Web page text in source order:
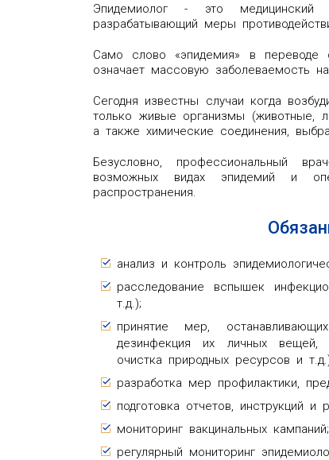
Эпидемиолог - это медицинский
разрабатывающий меры
Само слово «эпидемия» в переводе
означает массовую заболеваемость
Сегодня известны случаи когда
только живые организмы (животные,
а также химические соединения,
Безусловно, профессиональный
возможных видах эпидемий и
распространения.
анализ и контроль
расследование вспышек
т.д.);
принятие мер,
дезинфекция их личных вещей,
очистка природных ресурсов и
разработка мер профилактики,
подготовка отчетов, инструкций
мониторинг вакцинальных кампаний;
регулярный мониторинг